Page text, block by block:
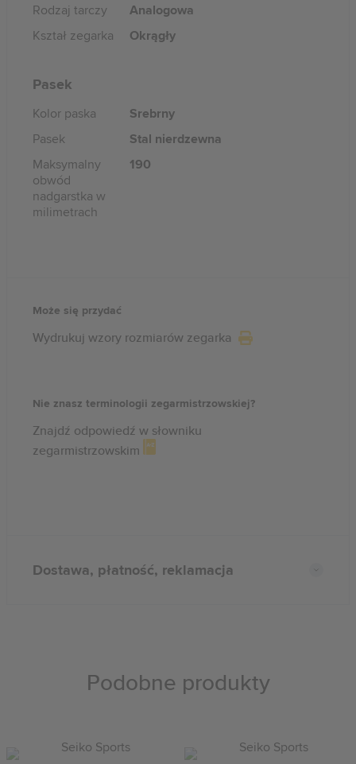
Rodzaj tarczy
Analogowa
Kształ zegarka
Okrągły
Pasek
Kolor paska
Srebrny
Pasek
Stal nierdzewna
Maksymalny
obwód
nadgarstka w
milimetrach
190
Może się przydać
Wydrukuj wzory rozmiarów zegarka
Nie znasz terminologii zegarmistrzowskiej?
Znajdź odpowiedź w słowniku
zegarmistrzowskim
Dostawa, płatność, reklamacja
Podobne produkty